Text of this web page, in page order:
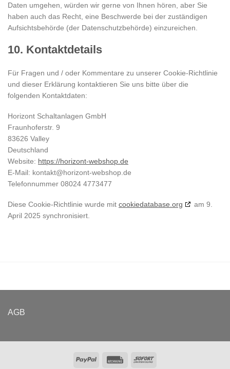
Daten umgehen, würden wir gerne von Ihnen hören, aber Sie
haben auch das Recht, eine Beschwerde bei der zuständigen
Aufsichtsbehörde (der Datenschutzbehörde) einzureichen.
10. Kontaktdetails
Für Fragen und / oder Kommentare zu unserer Cookie-Richtlinie
und dieser Erklärung kontaktieren Sie uns bitte über die
folgenden Kontaktdaten:
Horizont Schaltanlagen GmbH
Fraunhoferstr. 9
83626 Valley
Deutschland
Website: https://horizont-webshop.de
E-Mail: kontakt@horizont-webshop.de
Telefonnummer 08024 4773477
Diese Cookie-Richtlinie wurde mit cookiedatabase.org
am 9.
April 2025 synchronisiert.
AGB
PayPal RechungSofort